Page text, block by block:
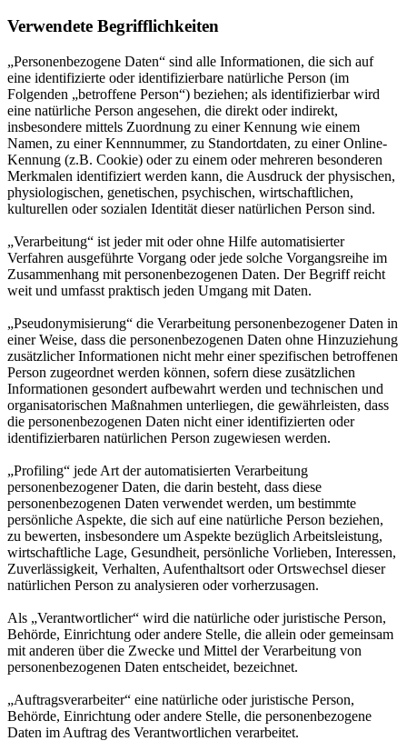
Verwendete Begrifflichkeiten
„Personenbezogene Daten“ sind alle Informationen, die sich auf
eine identifizierte oder identifizierbare natürliche Person (im
Folgenden „betroffene Person“) beziehen; als identifizierbar wird
eine natürliche Person angesehen, die direkt oder indirekt,
insbesondere mittels Zuordnung zu einer Kennung wie einem
Namen, zu einer Kennnummer, zu Standortdaten, zu einer Online-
Kennung (z.B. Cookie) oder zu einem oder mehreren besonderen
Merkmalen identifiziert werden kann, die Ausdruck der physischen,
physiologischen, genetischen, psychischen, wirtschaftlichen,
kulturellen oder sozialen Identität dieser natürlichen Person sind.
„Verarbeitung“ ist jeder mit oder ohne Hilfe automatisierter
Verfahren ausgeführte Vorgang oder jede solche Vorgangsreihe im
Zusammenhang mit personenbezogenen Daten. Der Begriff reicht
weit und umfasst praktisch jeden Umgang mit Daten.
„Pseudonymisierung“ die Verarbeitung personenbezogener Daten in
einer Weise, dass die personenbezogenen Daten ohne Hinzuziehung
zusätzlicher Informationen nicht mehr einer spezifischen betroffenen
Person zugeordnet werden können, sofern diese zusätzlichen
Informationen gesondert aufbewahrt werden und technischen und
organisatorischen Maßnahmen unterliegen, die gewährleisten, dass
die personenbezogenen Daten nicht einer identifizierten oder
identifizierbaren natürlichen Person zugewiesen werden.
„Profiling“ jede Art der automatisierten Verarbeitung
personenbezogener Daten, die darin besteht, dass diese
personenbezogenen Daten verwendet werden, um bestimmte
persönliche Aspekte, die sich auf eine natürliche Person beziehen,
zu bewerten, insbesondere um Aspekte bezüglich Arbeitsleistung,
wirtschaftliche Lage, Gesundheit, persönliche Vorlieben, Interessen,
Zuverlässigkeit, Verhalten, Aufenthaltsort oder Ortswechsel dieser
natürlichen Person zu analysieren oder vorherzusagen.
Als „Verantwortlicher“ wird die natürliche oder juristische Person,
Behörde, Einrichtung oder andere Stelle, die allein oder gemeinsam
mit anderen über die Zwecke und Mittel der Verarbeitung von
personenbezogenen Daten entscheidet, bezeichnet.
„Auftragsverarbeiter“ eine natürliche oder juristische Person,
Behörde, Einrichtung oder andere Stelle, die personenbezogene
Daten im Auftrag des Verantwortlichen verarbeitet.